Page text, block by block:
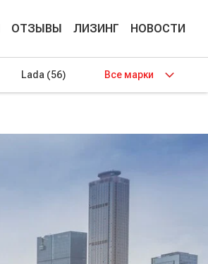
ОТЗЫВЫ ЛИЗИНГ НОВОСТИ
Lada (56) Все марки